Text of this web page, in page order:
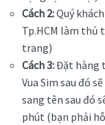
Cách 2:Quý
Tp.HCM làm thủ
trang)
Cách 3:Đặt hàng
Vua Sim sau đó
sang tên sau đó
phút (bạn phải